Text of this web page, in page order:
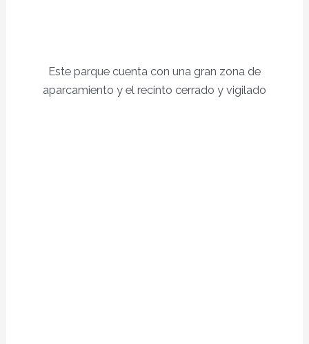
Este parque cuenta con una gran zona de
aparcamiento y el recinto cerrado y vigilado